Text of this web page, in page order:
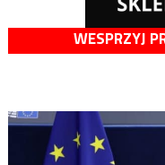
WESPRZYJ